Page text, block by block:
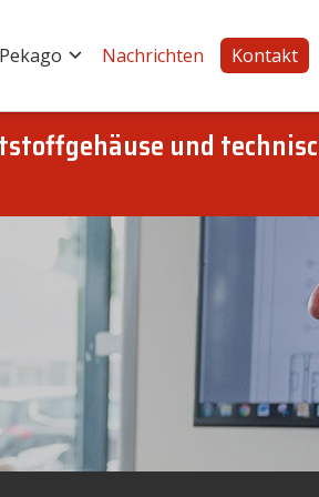
Nachrichten Kontakt
und